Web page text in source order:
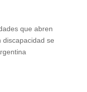
que abren
discapacidad se